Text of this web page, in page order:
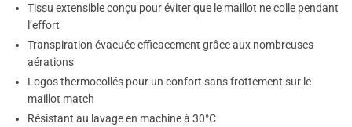
Tissu extensible conçu pour éviter que le maillot ne colle pendant
l’effort
Transpiration évacuée efficacement grâce aux nombreuses
aérations
Logos thermocollés pour un confort sans frottement sur le
maillot match
Résistant au lavage en machine à 30°C